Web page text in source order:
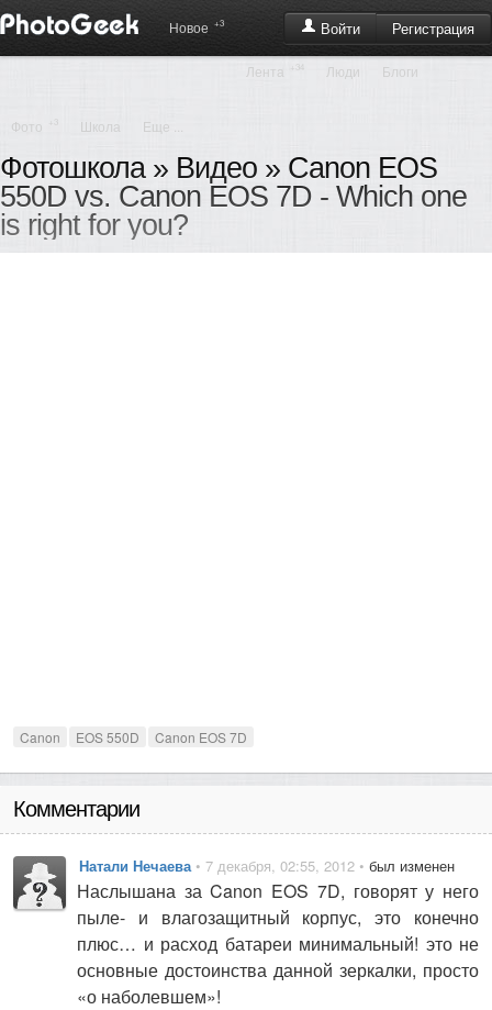
Войти Регистрация
Новое +3
Лента Люди Блоги
Фото Школа Еще ...
Фотошкола» Видео » Canon EOS
550D vs. Canon EOS 7D - Which one
is right for you?
Canon EOS 550D Canon EOS 7D
Комментарии
Натали Нечаева• 7 декабря, 02:55, 2012 • был изменен
Наслышана за Canon EOS 7D, говорят у него
пыле- и влагозащитный корпус, это конечно
плюс… и расход батареи минимальный! это не
основные достоинства данной зеркалки, просто
«о наболевшем»!